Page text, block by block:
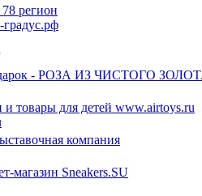
регион
- РОЗА ИЗ ЧИСТОГО
товары для детей www.airtoys.ru
компания
магазин Sneakers.SU